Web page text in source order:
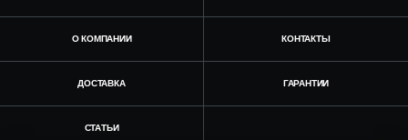
О КОМПАНИИ КОНТАКТЫ
ДОСТАВКА ГАРАНТИИ
СТАТЬИ